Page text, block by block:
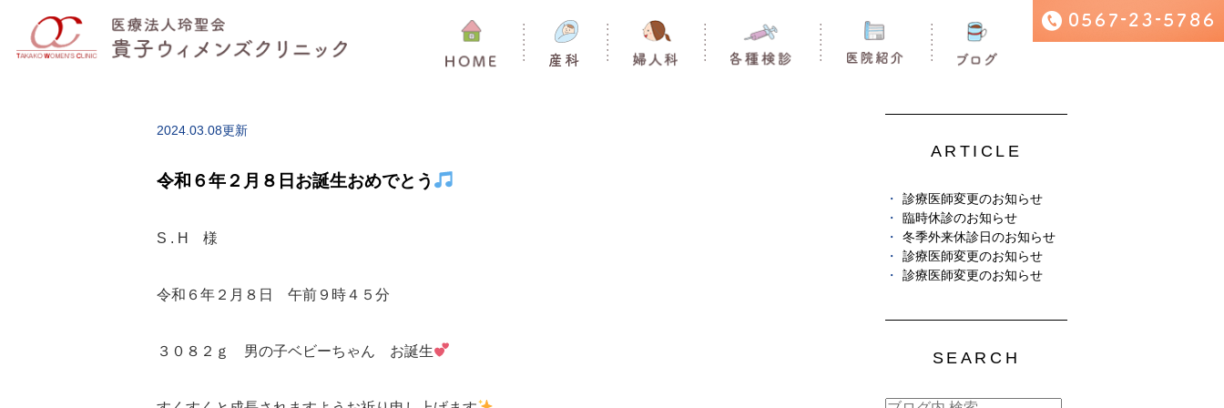
2024.03.08更新
令和６年２月８日お誕生おめでとう
S . H 様
令和６年２月８日 午前９時４５分
３０８２ｇ 男の子ベビーちゃん お誕生
ARTICLE
診療医師変更のお知らせ
臨時休診のお知らせ
冬季外来休診日のお知らせ
診療医師変更のお知らせ
診療医師変更のお知らせ
SEARCH